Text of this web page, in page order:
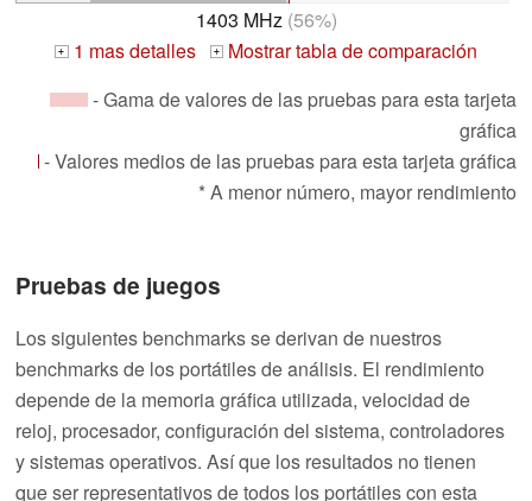
1403 MHz(56%)
+ 1 mas detalles +
Mostrar tabla de comparación
- Gama de valores de las pruebas para esta tarjeta
gráfica
- Valores medios de las pruebas para esta tarjeta gráfica
* A menor número, mayor rendimiento
Pruebas de juegos
Los siguientes benchmarks se derivan de nuestros
benchmarks de los portátiles de análisis. El rendimiento
depende de la memoria gráfica utilizada, velocidad de
reloj, procesador, configuración del sistema, controladores
y sistemas operativos. Así que los resultados no tienen
que ser representativos de todos los portátiles con esta